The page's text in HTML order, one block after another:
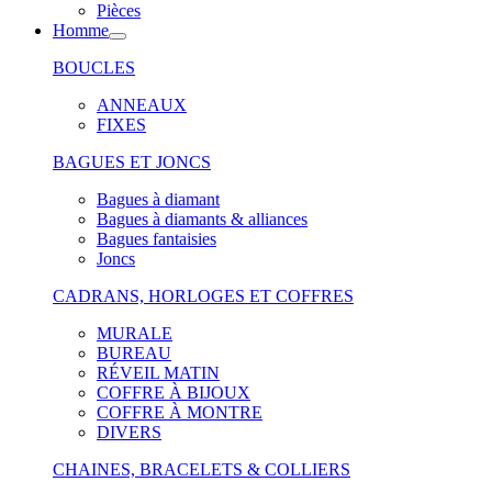
Pièces
Homme
BOUCLES
ANNEAUX
FIXES
BAGUES ET JONCS
Bagues à diamant
Bagues à diamants & alliances
Bagues fantaisies
Joncs
CADRANS, HORLOGES ET COFFRES
MURALE
BUREAU
RÉVEIL MATIN
COFFRE À BIJOUX
COFFRE À MONTRE
DIVERS
CHAINES, BRACELETS & COLLIERS